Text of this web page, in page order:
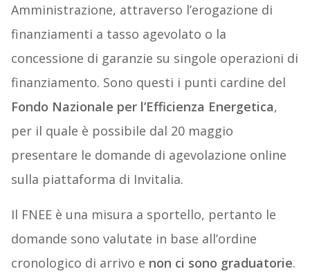
Amministrazione, attraverso l’erogazione di
finanziamenti a tasso agevolato o la
concessione di garanzie su singole operazioni di
finanziamento. Sono questi i punti cardine del
Fondo Nazionale per l’Efficienza Energetica,
per il quale è possibile dal 20 maggio
presentare le domande di agevolazione online
sulla piattaforma di Invitalia.
Il FNEE è una misura a sportello, pertanto le
domande sono valutate in base all’ordine
cronologico di arrivo e non ci sono graduatorie.